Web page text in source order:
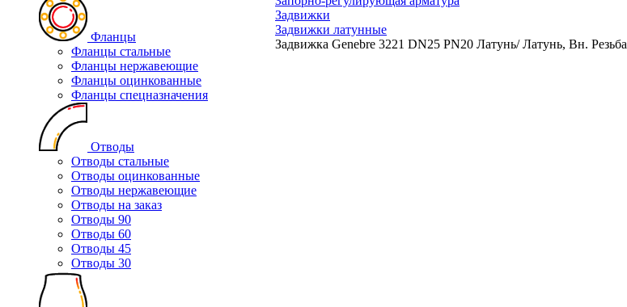
Фланцы
Фланцы стальные
Фланцы нержавеющие
Фланцы оцинкованные
Фланцы спецназначения
Отводы
Отводы стальные
Отводы оцинкованные
Отводы нержавеющие
Отводы на заказ
Отводы 90
Отводы 60
Отводы 45
Отводы 30
Задвижки
Задвижки латунные
Задвижка Genebre 3221 DN25 PN20 Латунь/ Латунь, Вн. Резьба